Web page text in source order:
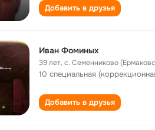
Добавить в друзья
Иван Фоминых
39 лет,с. Семенниково
10 специальная
Добавить в друзья